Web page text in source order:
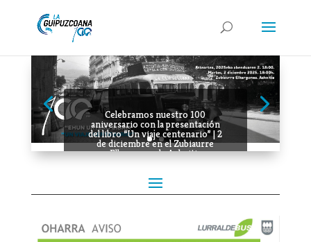
Celebramos nuestro 100
aniversario con la presentación
del libro “Un viaje centenario” | 2
de diciembre en el Zubiaurre
Elkargunea de Azkoitia